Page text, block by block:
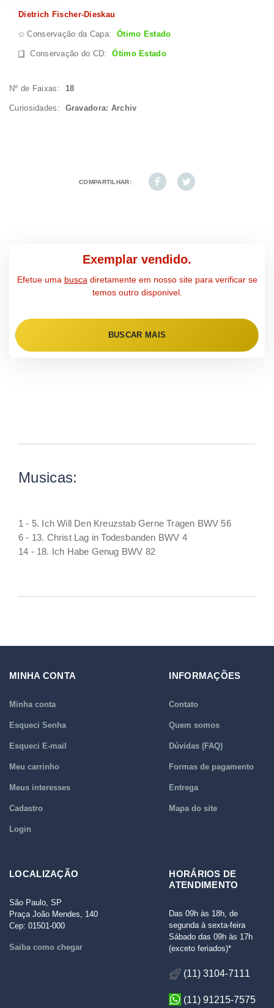
Dietrich Fischer-Dieskau
Conservação da Capa: Ótimo Estado
Conservação do CD:Ótimo Estado
Nº de Faixas: 18
Curiosidades: Gravadora: Archiv
COMPARTILHAR:
Exemplar vendido.
Efetue uma busca diretamente em nosso site para verificar se
temos outro disponivel.
BUSCAR MAIS
Musicas:
1 - 5. Ich Will Den Kreuzstab Gerne Tragen BWV 56
6 - 13. Christ Lag in Todesbanden BWV 4
14 - 18. Ich Habe Genug BWV 82
MINHA CONTA
Minha conta
Esqueci Senha
Esqueci E-mail
Meu carrinho
Meus interesses
Cadastro
Login
INFORMAÇÕES
Contato
Quem somos
Dúvidas (FAQ)
Formas de pagamento
Entrega
Mapa do site
LOCALIZAÇÃO
São Paulo, SP
Praça João Mendes, 140
Cep: 01501-000
Saiba como chegar
HORÁRIOS DE
ATENDIMENTO
Das 09h às 18h, de
segunda à sexta-feira
Sábado das 09h às 17h
(exceto feriados)*
(11) 3104-7111
(11) 91215-7575